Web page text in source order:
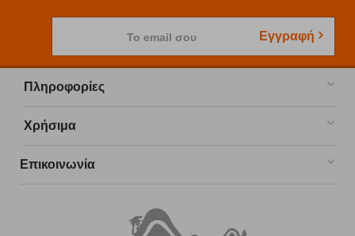
Το email σου Εγγραφή
Πληροφορίες
Χρήσιμα
Επικοινωνία